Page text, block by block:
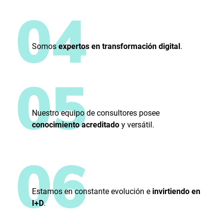
04
Somos expertos en transformación digital.
05
Nuestro equipo de consultores posee
conocimiento acreditadoy versátil.
06
Estamos en constante evolución e invirtiendo en
I+D.